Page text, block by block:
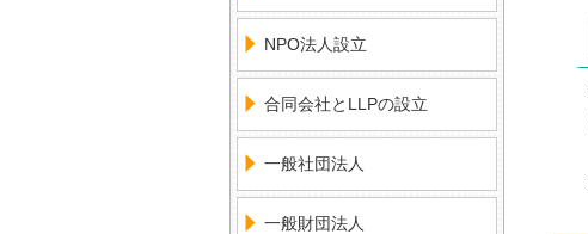
NPO法人設立
合同会社とLLPの設立
一般社団法人
一般財団法人